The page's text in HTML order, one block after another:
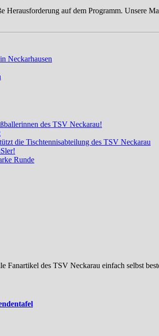
Herausforderung auf dem Programm.
Neckarhausen
des TSV Neckarau!
die Tischtennisabteilung des TSV Neckarau
Runde
Fanartikel des TSV Neckarau einfach selbst